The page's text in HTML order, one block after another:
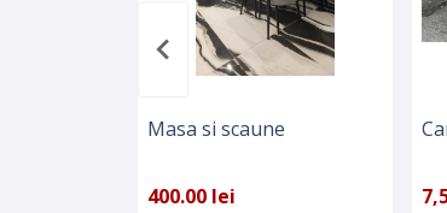
Masa si scaune
400.00 lei